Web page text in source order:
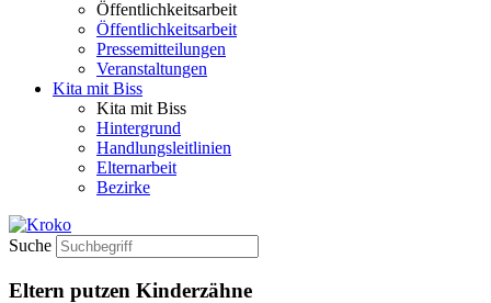
Öffentlichkeitsarbeit
Öffentlichkeitsarbeit
Pressemitteilungen
Veranstaltungen
Kita mit Biss
Kita mit Biss
Hintergrund
Handlungsleitlinien
Elternarbeit
Bezirke
Suche
Eltern putzen Kinderzähne